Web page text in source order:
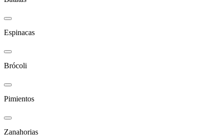
Espinacas
Brócoli
Pimientos
Zanahorias